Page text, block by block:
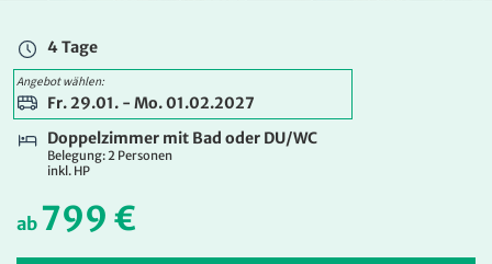
4 Tage
Angebot wählen:
Fr. 29.01. - Mo. 01.02.2027
Doppelzimmer mit Bad oder DU/WC
Belegung: 2 Personen
inkl. HP
ab 799 €
ZUR BUCHUNG